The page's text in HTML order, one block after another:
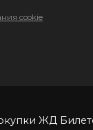
cookie
ЖД